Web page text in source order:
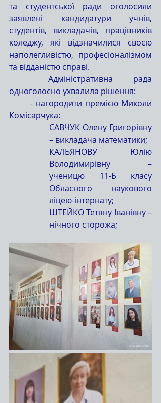
та студентської ради оголосили
заявлені кандидатури учнів,
студентів, викладачів, працівників
коледжу, які відзначилися своєю
наполегливістю, професіоналізмом
та відданістю справі.
одноголосно ухвалила рішення:
Комісарчука:
САВЧУК Олену Григорівну
– викладача математики;
КАЛЬЯНОВУ Юлію
Володимирівну –
ученицю 11-Б класу
Обласного наукового
ліцею-інтернату;
ШТЕЙКО Тетяну Іванівну –
нічного сторожа;